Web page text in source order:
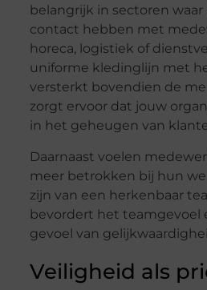
belangrijk in sectoren
contact hebben met
horeca, logistiek of
uniforme kledinglijn met
versterkt bovendien de
zorgt ervoor dat jouw
in het geheugen van
Daarnaast voelen
meer betrokken bij hun
zijn van een herkenbaar
bevordert het teamgevoel
gevoel van
Veiligheid als